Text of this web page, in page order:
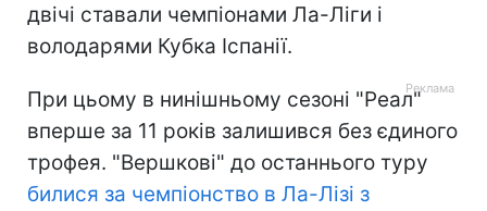
двічі ставали чемпіонами Ла-Ліги і
володарями Кубка Іспанії.
При цьому в нинішньому сезоні "Реал"
вперше за 11 років залишився без єдиного
трофея. "Вершкові" до останнього туру
билися за чемпіонство в Ла-Лізі з